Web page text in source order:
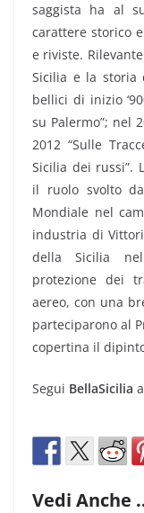
saggista ha al
carattere storico
e riviste.
Sicilia e la storia
bellici di inizio
su Palermo”; nel
2012 “Sulle
Sicilia dei russi”.
il ruolo svolto
Mondiale nel
industria di
della Sicilia
protezione dei
aereo, con una
parteciparono al
copertina il
Segui BellaSicilia
Vedi Anche